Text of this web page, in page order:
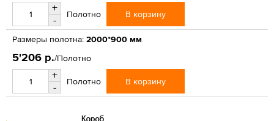
+
-
Полотно В корзину
Размеры полотна: 2000*900 мм
5'206 р./Полотно
+
-
Полотно В корзину